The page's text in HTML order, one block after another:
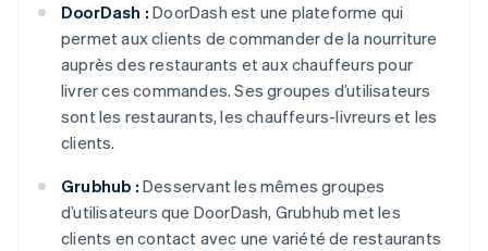
DoorDash : DoorDash est une plateforme qui
permet aux clients de commander de la nourriture
auprès des restaurants et aux chauffeurs pour
livrer ces commandes. Ses groupes d’utilisateurs
sont les restaurants, les chauffeurs-livreurs et les
clients.
Grubhub : Desservant les mêmes groupes
d’utilisateurs que DoorDash, Grubhub met les
clients en contact avec une variété de restaurants